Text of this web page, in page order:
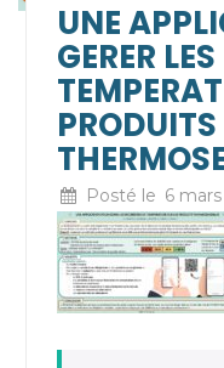
UNE
GERER
PRODUITS
Posté le 6